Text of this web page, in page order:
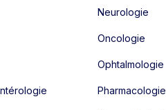
Neurologie
Oncologie
Ophtalmologie
Pharmacologie